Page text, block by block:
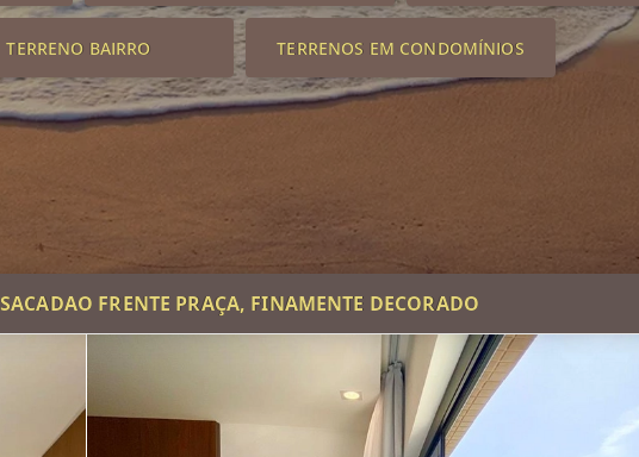
TERRENO BAIRRO TERRENOS EM CONDOMÍNIOS
SACADAO FRENTE PRAÇA, FINAMENTE DECORADO